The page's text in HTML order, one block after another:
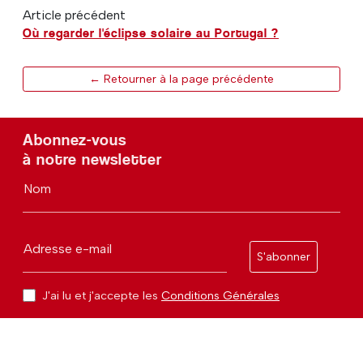
Article précédent
Où regarder l'éclipse solaire au Portugal ?
← Retourner à la page précédente
Abonnez-vous
à notre newsletter
Nom
Adresse e-mail
S'abonner
J'ai lu et j'accepte les Conditions Générales